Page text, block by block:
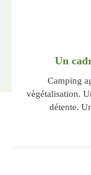
Un
Camping
vègétalisation.
détente.